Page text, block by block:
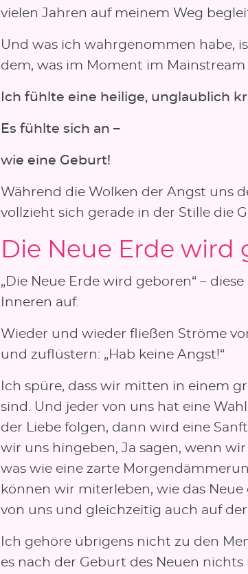
vielen Jahren auf meinem Weg
Und was ich wahrgenommen habe,
dem, was im Moment im Mainstream
Ich fühlte eine heilige, unglaublich
Es fühlte sich an –
wie eine Geburt!
Während die Wolken der Angst uns
vollzieht sich gerade in der Stille die
Die Neue Erde wird
„Die Neue Erde wird geboren“ –
Inneren auf.
Wieder und wieder fließen Ströme
und zuflüstern: „Hab keine Angst!“
Ich spüre, dass wir mitten in einem
sind. Und jeder von uns hat eine
der Liebe folgen, dann wird eine
wir uns hingeben, Ja sagen, wenn wir
was wie eine zarte
können wir miterleben, wie das
von uns und gleichzeitig auch auf
Ich gehöre übrigens nicht zu den
es nach der Geburt des Neuen